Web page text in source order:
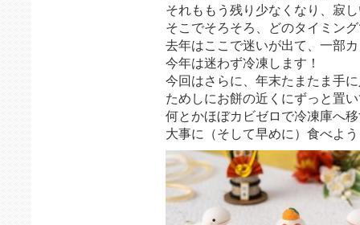
それももう残り少なくなり、寂
そこでそろそろ、どのタイミン
去年はここで迷いが出て、一部
今年は迷わず冷凍します！
今回はさらに、年末たまたま手
ためしにお餅の近くにずっと置
何とかほぼカビゼロで冷凍庫へ
大事に（そして早めに）食べよ